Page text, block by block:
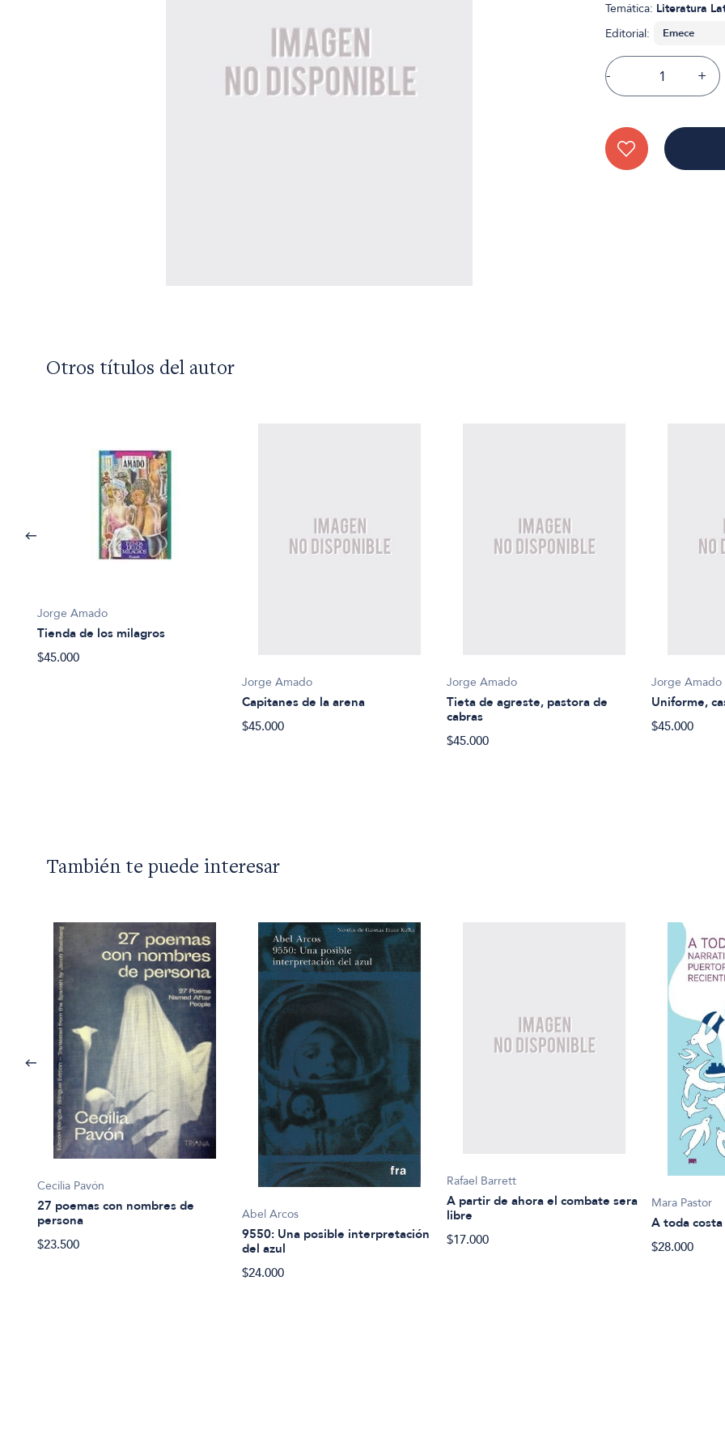
Temática: Literatura
Editorial:
- +
Otros títulos del autor
Jorge Amado
Tienda de los milagros
$45.000
Jorge Amado
Capitanes de la arena
$45.000
Jorge Amado
Tieta de agreste, pastora de
cabras
$45.000
Jorge Amado
Uniforme,
$45.000
También te puede interesar
Cecilia Pavón
27 poemas con nombres de
persona
$23.500
Abel Arcos
9550: Una posible interpretación
del azul
$24.000
Rafael Barrett
A partir de ahora el combate sera
libre
$17.000
Mara Pastor
A toda costa
$28.000